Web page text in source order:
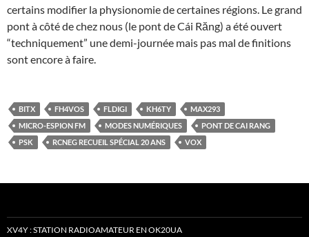
certains modifier la physionomie de certaines régions. Le grand
pont à côté de chez nous (le pont de Cái Răng) a été ouvert
“techniquement” une demi-journée mais pas mal de finitions
sont encore à faire.
BITX FH4VOS FLDIGI KH6TY
MAX293
MICRO-ESPION FM
MODES NUMÉRIQUES
PONT DE CAI RANG
PSK
RCNEG RECUEIL SPÉCIAL 20 ANS VOX
XV4Y : STATION RADIOAMATEUR EN OK20UA